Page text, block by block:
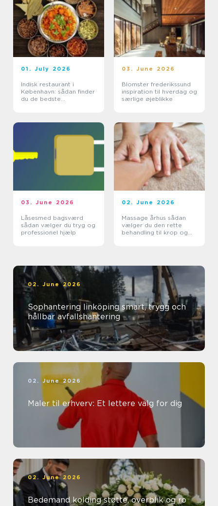
01. July 2026
Indisk restaurant i
København: sådan finder
du de bedste
03. June 2026
Blomster frederikssund
inspiration til hverdag og
særlige øjeblikke
03. June 2026
Låsesmed bagsværd
sådan vælger du tryg og
professionel hjælp
02. June 2026
Massage århus sådan
vælger du den rette
behandling til krop og
02. June 2026
Sophantering linköping smart, trygg och
hållbar avfallshantering
02. June 2026
Maler til erhverv: Et lettere valg for dig
02. June 2026
Bedemand kolding støtte, overblik og ro